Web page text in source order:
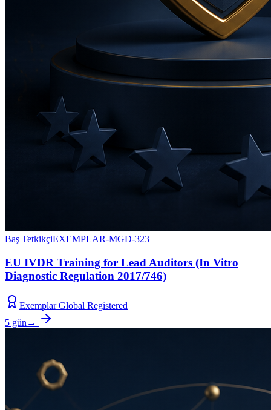
Baş TetkikçiEXEMPLAR-MGD-323
EU IVDR Training for Lead Auditors (In Vitro
Diagnostic Regulation 2017/746)
Exemplar Global Registered
5 gün →